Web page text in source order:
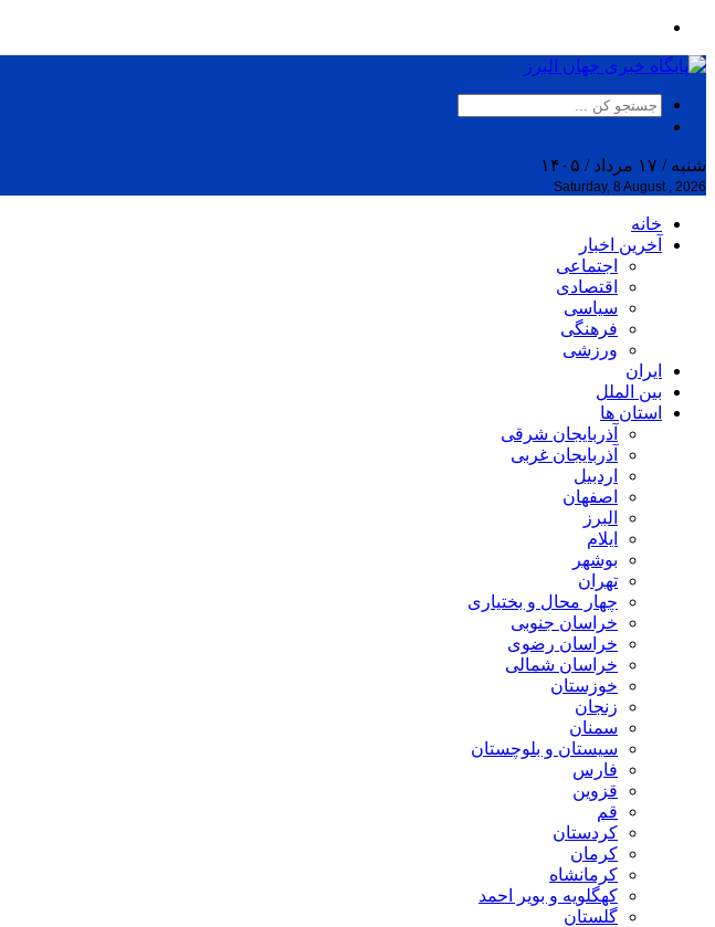
شنبه / ۱۷ مرداد / ۱۴۰۵
Saturday, 8 August , 2026
خانه
آخرین اخبار
اجتماعی
اقتصادی
سیاسی
فرهنگی
ورزشی
ایران
بین الملل
استان ها
آذربایجان شرقی
آذربایجان غربی
اردبیل
اصفهان
البرز
ایلام
بوشهر
تهران
چهار محال و بختیاری
خراسان جنوبی
خراسان رضوی
خراسان شمالی
خوزستان
زنجان
سمنان
سیستان و بلوچستان
فارس
قزوین
قم
کردستان
کرمان
کرمانشاه
کهگلویه و بویر احمد
گلستان